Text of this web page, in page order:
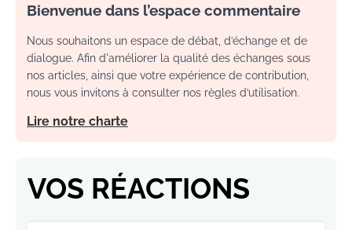
Bienvenue dans l’espace commentaire
Nous souhaitons un espace de débat, d’échange et de
dialogue. Afin d'améliorer la qualité des échanges sous
nos articles, ainsi que votre expérience de contribution,
nous vous invitons à consulter nos règles d’utilisation.
Lire notre charte
VOS RÉACTIONS